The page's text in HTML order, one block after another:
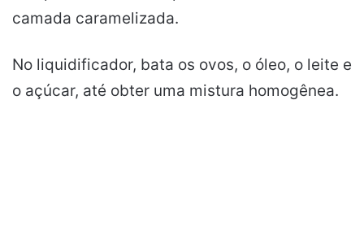
camada caramelizada.
No liquidificador, bata os ovos, o óleo, o leite e
o açúcar, até obter uma mistura homogênea.